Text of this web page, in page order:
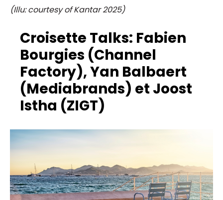
(Illu: courtesy of Kantar 2025)
Croisette Talks: Fabien
Bourgies (Channel
Factory), Yan Balbaert
(Mediabrands) et Joost
Istha (ZIGT)